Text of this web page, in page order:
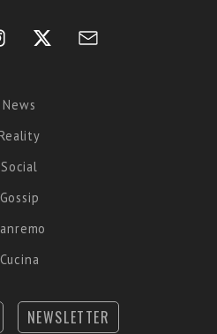
News
Social
Gossip
Cucina
NEWSLETTER